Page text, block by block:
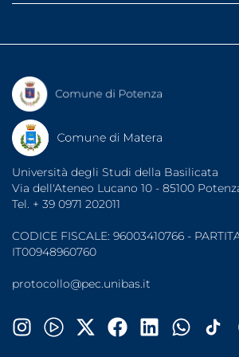
Fatturazione elettronica
Segreterie studenti
Consigliera di Fiducia
Sportello di Ascolto
Organizzazioni Sindacali
Note legali
Protezione dati
Accessibilità
Università degli Studi della Basilicata
Via dell'Ateneo Lucano 10 - 85100
Tel. + 39 0971 202011
CODICE FISCALE: 96003410766 -
IT00948960760
protocollo@pec.unibas.it